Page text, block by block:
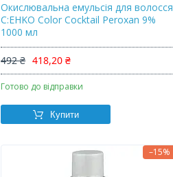
Окислювальна емульсія для волосся
C:EHKO Color Cocktail Peroxan 9%
1000 мл
492 ₴ 418,20 ₴
Готово до відправки
Купити
–15%